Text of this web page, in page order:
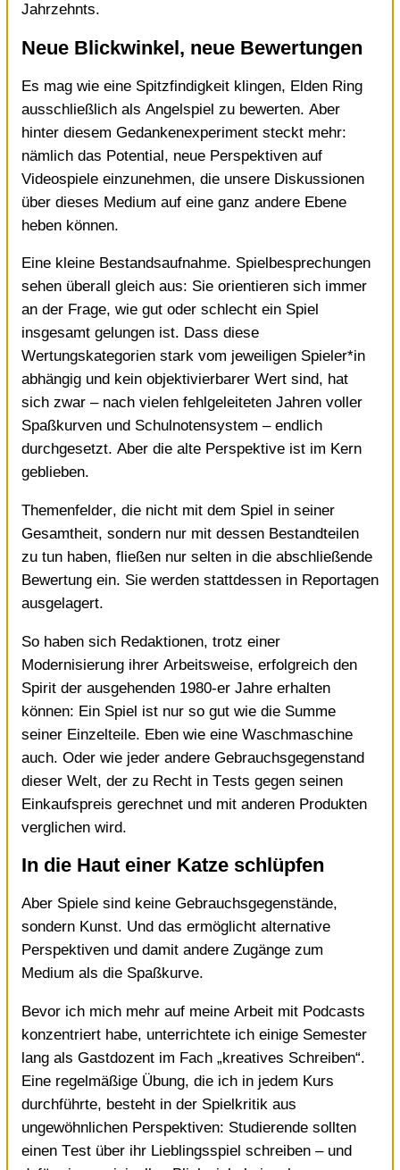
Jahrzehnts.
Neue Blickwinkel, neue Bewertungen
Es mag wie eine Spitzfindigkeit klingen, Elden Ring
ausschließlich als Angelspiel zu bewerten. Aber
hinter diesem Gedankenexperiment steckt mehr:
nämlich das Potential, neue Perspektiven auf
Videospiele einzunehmen, die unsere Diskussionen
über dieses Medium auf eine ganz andere Ebene
heben können.
Eine kleine Bestandsaufnahme. Spielbesprechungen
sehen überall gleich aus: Sie orientieren sich immer
an der Frage, wie gut oder schlecht ein Spiel
insgesamt gelungen ist. Dass diese
Wertungskategorien stark vom jeweiligen Spieler*in
abhängig und kein objektivierbarer Wert sind, hat
sich zwar – nach vielen fehlgeleiteten Jahren voller
Spaßkurven und Schulnotensystem – endlich
durchgesetzt. Aber die alte Perspektive ist im Kern
geblieben.
Themenfelder, die nicht mit dem Spiel in seiner
Gesamtheit, sondern nur mit dessen Bestandteilen
zu tun haben, fließen nur selten in die abschließende
Bewertung ein. Sie werden stattdessen in Reportagen
ausgelagert.
So haben sich Redaktionen, trotz einer
Modernisierung ihrer Arbeitsweise, erfolgreich den
Spirit der ausgehenden 1980-er Jahre erhalten
können: Ein Spiel ist nur so gut wie die Summe
seiner Einzelteile. Eben wie eine Waschmaschine
auch. Oder wie jeder andere Gebrauchsgegenstand
dieser Welt, der zu Recht in Tests gegen seinen
Einkaufspreis gerechnet und mit anderen Produkten
verglichen wird.
In die Haut einer Katze schlüpfen
Aber Spiele sind keine Gebrauchsgegenstände,
sondern Kunst. Und das ermöglicht alternative
Perspektiven und damit andere Zugänge zum
Medium als die Spaßkurve.
Bevor ich mich mehr auf meine Arbeit mit Podcasts
konzentriert habe, unterrichtete ich einige Semester
lang als Gastdozent im Fach „kreatives Schreiben“.
Eine regelmäßige Übung, die ich in jedem Kurs
durchführte, besteht in der Spielkritik aus
ungewöhnlichen Perspektiven: Studierende sollten
einen Test über ihr Lieblingsspiel schreiben – und